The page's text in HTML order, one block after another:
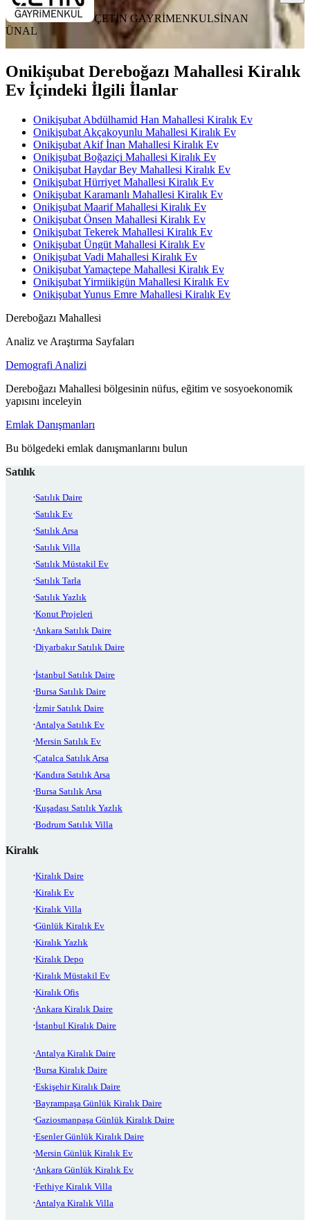
ÇETİN GAYRİMENKULSİNAN
ÜNAL
Onikişubat Dereboğazı Mahallesi Kiralık
Ev İçindeki İlgili İlanlar
Onikişubat Abdülhamid Han Mahallesi Kiralık Ev
Onikişubat Akçakoyunlu Mahallesi Kiralık Ev
Onikişubat Akif İnan Mahallesi Kiralık Ev
Onikişubat Boğaziçi Mahallesi Kiralık Ev
Onikişubat Haydar Bey Mahallesi Kiralık Ev
Onikişubat Hürriyet Mahallesi Kiralık Ev
Onikişubat Karamanlı Mahallesi Kiralık Ev
Onikişubat Maarif Mahallesi Kiralık Ev
Onikişubat Önsen Mahallesi Kiralık Ev
Onikişubat Tekerek Mahallesi Kiralık Ev
Onikişubat Üngüt Mahallesi Kiralık Ev
Onikişubat Vadi Mahallesi Kiralık Ev
Onikişubat Yamaçtepe Mahallesi Kiralık Ev
Onikişubat Yirmiikigün Mahallesi Kiralık Ev
Onikişubat Yunus Emre Mahallesi Kiralık Ev
Dereboğazı Mahallesi
Analiz ve Araştırma Sayfaları
Demografi Analizi
Dereboğazı Mahallesi bölgesinin nüfus, eğitim ve sosyoekonomik
yapısını inceleyin
Emlak Danışmanları
Bu bölgedeki emlak danışmanlarını bulun
Satılık
Satılık Daire
Satılık Ev
Satılık Arsa
Satılık Villa
Satılık Müstakil Ev
Satılık Tarla
Satılık Yazlık
Konut Projeleri
Ankara Satılık Daire
Diyarbakır Satılık Daire
İstanbul Satılık Daire
Bursa Satılık Daire
İzmir Satılık Daire
Antalya Satılık Ev
Mersin Satılık Ev
Çatalca Satılık Arsa
Kandıra Satılık Arsa
Bursa Satılık Arsa
Kuşadası Satılık Yazlık
Bodrum Satılık Villa
Kiralık
Kiralık Daire
Kiralık Ev
Kiralık Villa
Günlük Kiralık Ev
Kiralık Yazlık
Kiralık Depo
Kiralık Müstakil Ev
Kiralık Ofis
Ankara Kiralık Daire
İstanbul Kiralık Daire
Antalya Kiralık Daire
Bursa Kiralık Daire
Eskişehir Kiralık Daire
Bayrampaşa Günlük Kiralık Daire
Gaziosmanpaşa Günlük Kiralık Daire
Esenler Günlük Kiralık Daire
Mersin Günlük Kiralık Ev
Ankara Günlük Kiralık Ev
Fethiye Kiralık Villa
Antalya Kiralık Villa